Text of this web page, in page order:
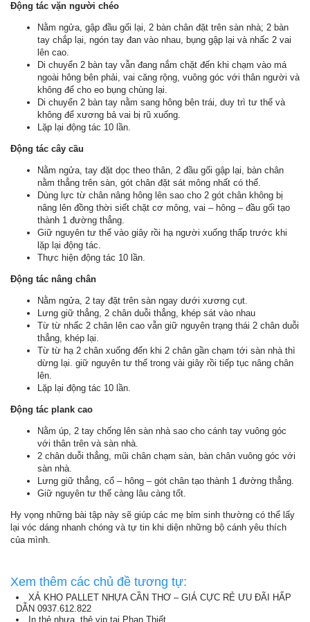
Động tác vặn người chéo
Nằm ngửa, gập đầu gối lại, 2 bàn chân đặt trên sàn nhà; 2 bàn
tay chắp lại, ngón tay đan vào nhau, bụng gập lại và nhấc 2 vai
lên cao.
Di chuyển 2 bàn tay vẫn đang nắm chặt đến khi chạm vào má
ngoài hông bên phải, vai căng rộng, vuông góc với thân người và
không để cho eo bụng chùng lại.
Di chuyển 2 bàn tay nằm sang hông bên trái, duy trì tư thế và
không để xương bả vai bị rũ xuống.
Lặp lại động tác 10 lần.
Động tác cây cầu
Nằm ngửa, tay đặt dọc theo thân, 2 đầu gối gập lại, bàn chân
nằm thẳng trên sàn, gót chân đặt sát mông nhất có thể.
Dùng lực từ chân nâng hông lên sao cho 2 gót chân không bị
nâng lên đồng thời siết chặt cơ mông, vai – hông – đầu gối tạo
thành 1 đường thẳng.
Giữ nguyên tư thế vào giây rồi hạ người xuống thấp trước khi
lặp lại động tác.
Thực hiện động tác 10 lần.
Động tác nâng chân
Nằm ngửa, 2 tay đặt trên sàn ngay dưới xương cụt.
Lưng giữ thẳng, 2 chân duỗi thẳng, khép sát vào nhau
Từ từ nhấc 2 chân lên cao vẫn giữ nguyên trạng thái 2 chân duỗi
thẳng, khép lại.
Từ từ hạ 2 chân xuống đến khi 2 chân gần chạm tới sàn nhà thì
dừng lại. giữ nguyên tư thế trong vài giây rồi tiếp tục nâng chân
lên.
Lặp lại động tác 10 lần.
Động tác plank cao
Nằm úp, 2 tay chống lên sàn nhà sao cho cánh tay vuông góc
với thân trên và sàn nhà.
2 chân duỗi thẳng, mũi chân chạm sàn, bàn chân vuông góc với
sàn nhà.
Lưng giữ thẳng, cổ – hông – gót chân tạo thành 1 đường thẳng.
Giữ nguyên tư thế càng lâu càng tốt.
Hy vọng những bài tập này sẽ giúp các mẹ bỉm sinh thường có thể lấy
lại vóc dáng nhanh chóng và tự tin khi diện những bộ cánh yêu thích
của mình.
Xem thêm các chủ đề tương tự:
XẢ KHO PALLET NHỰA CẦN THƠ – GIÁ CỰC RẺ ƯU ĐÃI HẤP
DẪN 0937.612.822
In thẻ nhựa, thẻ vip tại Phan Thiết